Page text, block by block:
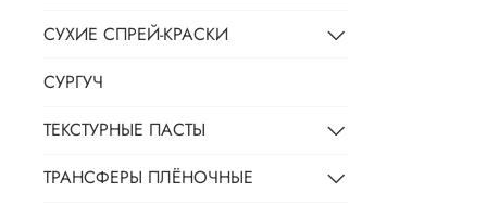
СУХИЕ СПРЕЙ-КРАСКИ
СУРГУЧ
ТЕКСТУРНЫЕ ПАСТЫ
ТРАНСФЕРЫ ПЛЁНОЧНЫЕ